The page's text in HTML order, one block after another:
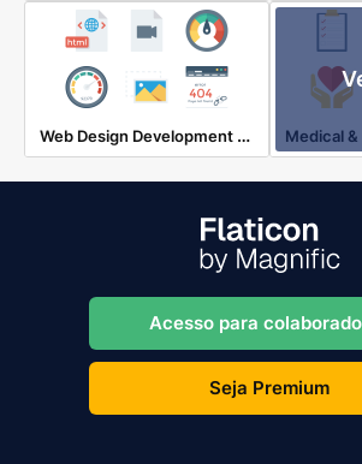
Web Design Development & Ui Medical
Acesso para
Seja Premium